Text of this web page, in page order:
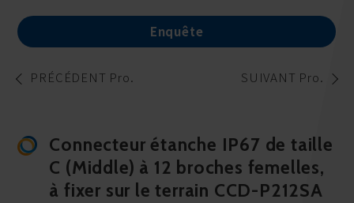
Enquête
PRÉCÉDENT Pro. SUIVANT Pro.
Connecteur étanche IP67 de taille
C (Middle) à 12 broches femelles,
à fixer sur le terrain CCD-P212SA